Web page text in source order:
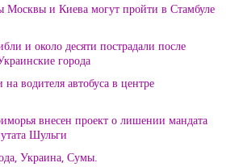
Москвы и Киева могут пройти в Стамбуле
и около десяти пострадали после
города
водителя автобуса в центре
внесен проект о лишении мандата
Шульги
Украина, Сумы.